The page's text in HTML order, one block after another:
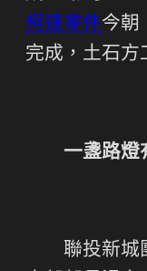
柯達零件今朝
完成，土石方
一盞路燈
聯投新城